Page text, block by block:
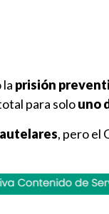
prisión
para solouno
, pero el